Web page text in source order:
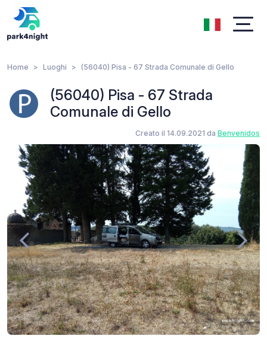
Home Luoghi (56040) Pisa - 67 Strada Comunale di Gello
(56040) Pisa - 67 Strada
Comunale di Gello
Creato il 14.09.2021 da Benvenidos